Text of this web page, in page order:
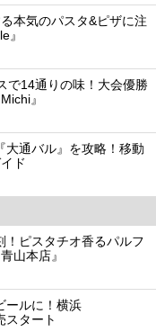
本気のパスタ&ピザに注
』
で14通りの味！大会優勝
』
大通バル』を攻略！移動
ド
！ピスタチオ香るパルフ
山本店』
ールに！横浜
スタート